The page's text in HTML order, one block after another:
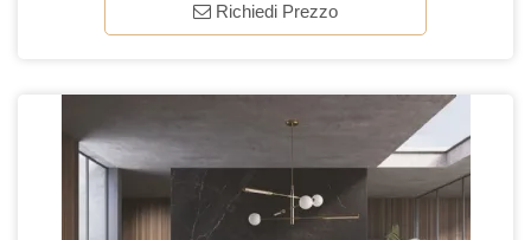
Richiedi Prezzo